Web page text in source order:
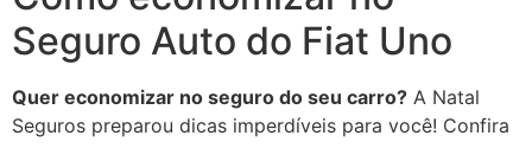
Seguro Auto do Fiat Uno
Quer economizar no seguro do seu carro? A Natal
Seguros preparou dicas imperdíveis para você! Confira